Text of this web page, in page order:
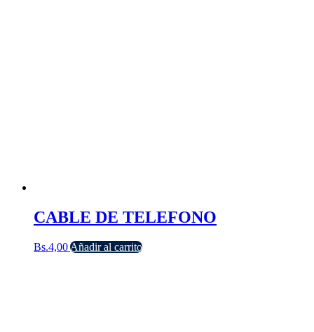
CABLE DE TELEFONO
Bs.4,00Añadir al carrito